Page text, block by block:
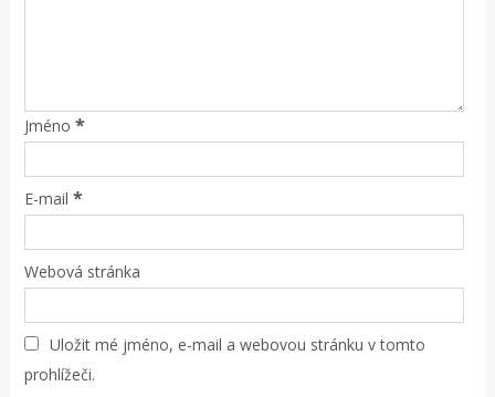
Jméno *
E-mail *
Webová stránka
Uložit mé jméno, e-mail a webovou stránku v tomto
prohlížeči.